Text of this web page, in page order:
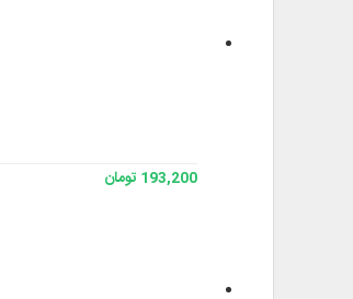
193,200 تومان